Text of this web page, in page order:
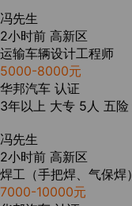
冯先生
2小时前 高新区
运输车辆设计工程师
5000-8000元
华邦汽车 认证
3年以上 大专 5人 五险
冯先生
2小时前 高新区
焊工（手把焊、气保焊）
7000-10000元